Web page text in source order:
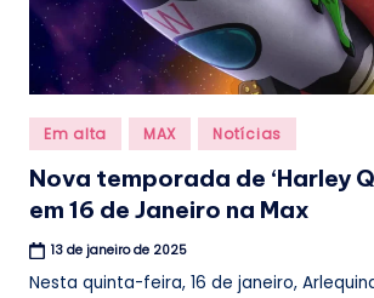
Posted
in
Em alta MAX Notícias
Nova temporada de ‘Harley
em 16 de Janeiro na Max
13 de janeiro de 2025
Nesta quinta-feira, 16 de janeiro,